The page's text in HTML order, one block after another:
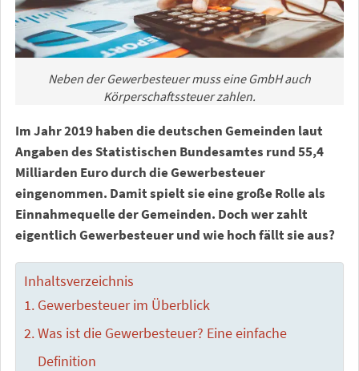
Neben der Gewerbesteuer muss eine GmbH auch
Körperschaftssteuer zahlen.
Im Jahr 2019 haben die deutschen Gemeinden laut
Angaben des Statistischen Bundesamtes rund 55,4
Milliarden Euro durch die Gewerbesteuer
eingenommen. Damit spielt sie eine große Rolle als
Einnahmequelle der Gemeinden. Doch wer zahlt
eigentlich Gewerbesteuer und wie hoch fällt sie aus?
Inhaltsverzeichnis
Gewerbesteuer im Überblick
Was ist die Gewerbesteuer? Eine einfache
Definition